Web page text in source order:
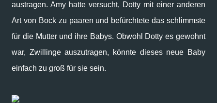
austragen. Amy hatte versucht, Dotty mit einer anderen
Art von Bock zu paaren und befürchtete das schlimmste
für die Mutter und ihre Babys. Obwohl Dotty es gewohnt
war, Zwillinge auszutragen, könnte dieses neue Baby
einfach zu groß für sie sein.